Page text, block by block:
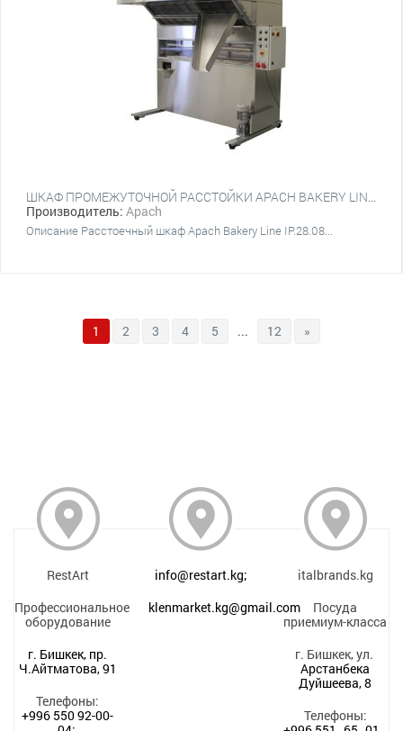
ШКАФ ПРОМЕЖУТОЧНОЙ РАССТОЙКИ APACH BAKERY LINE IP.28.08
Производитель: Apach
Описание Расстоечный шкаф Apach Bakery Line IP.28.08...
1 2 3 4 5 ... 12 »
RestArt
Профессиональное
оборудование
г. Бишкек, пр.
Ч.Айтматова, 91
Телефоны:
+996 550 92-00-
info@restart.kg;
klenmarket.kg@gmail.com
italbrands.kg
Посуда
приемиум-класса
г. Бишкек, ул.
Арстанбека
Дуйшеева, 8
Телефоны: